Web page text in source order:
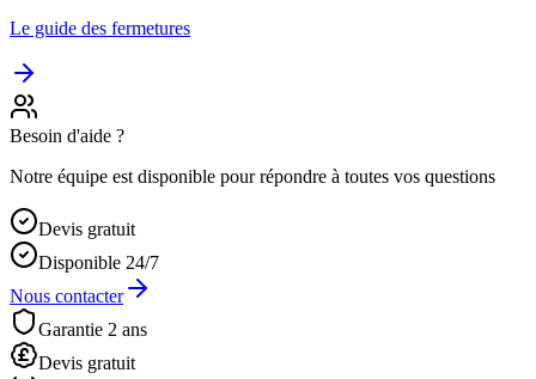
Le guide des fermetures
Besoin d'aide ?
Notre équipe est disponible pour répondre à toutes vos questions
Devis gratuit
Disponible 24/7
Nous contacter
Garantie 2 ans
Devis gratuit